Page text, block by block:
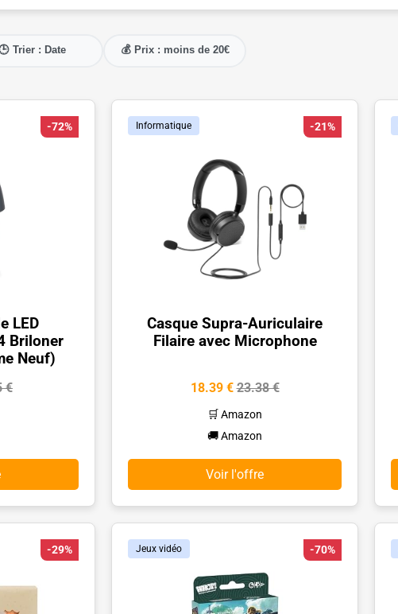
Trier : Date 💰 Prix : moins de 20€
-72%
LED
Briloner
Neuf)
€
Informatique -21%
Casque Supra-Auriculaire
Filaire avec Microphone
18.39 €23.38 €
🛒 Amazon
🚚 Amazon
Voir l'offre
-29% Jeux vidéo -70%